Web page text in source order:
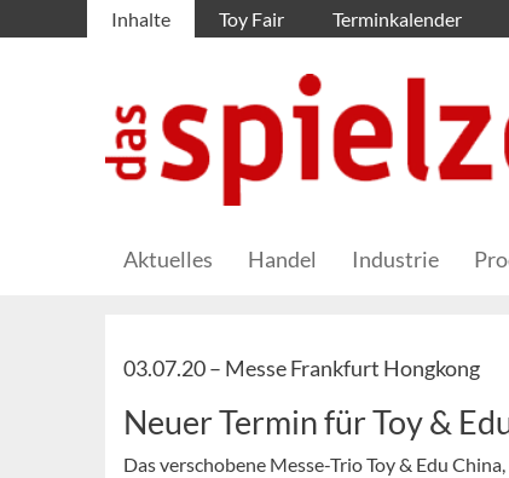
Inhalte Toy Fair Terminkalender
Aktuelles Handel Industrie
03.07.20 – Messe Frankfurt Hongkong
Neuer Termin für Toy &
Das verschobene Messe-Trio Toy & Edu